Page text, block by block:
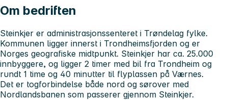
Om bedriften
Steinkjer er administrasjonssenteret i Trøndelag fylke.
Kommunen ligger innerst i Trondheimsfjorden og er
Norges geografiske midtpunkt. Steinkjer har ca. 25.000
innbyggere, og ligger 2 timer med bil fra Trondheim og
rundt 1 time og 40 minutter til flyplassen på Værnes.
Det er togforbindelse både nord og sørover med
Nordlandsbanen som passerer gjennom Steinkjer.